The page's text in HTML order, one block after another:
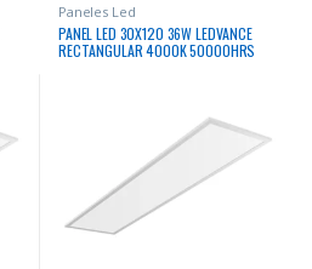
Paneles Led
PANEL LED 30X120 36W LEDVANCE
RECTANGULAR 4000K 50000HRS